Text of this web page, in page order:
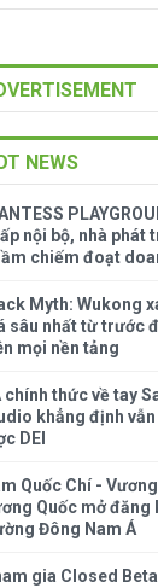
NEWS
nội bộ, nhà phát
chiếm đoạt
Myth: Wukong
sâu nhất từ trước
mọi nền tảng
chính thức về tay
khẳng định
DEI
Quốc Chí -
Quốc mở
Đông Nam Á
gia Closed